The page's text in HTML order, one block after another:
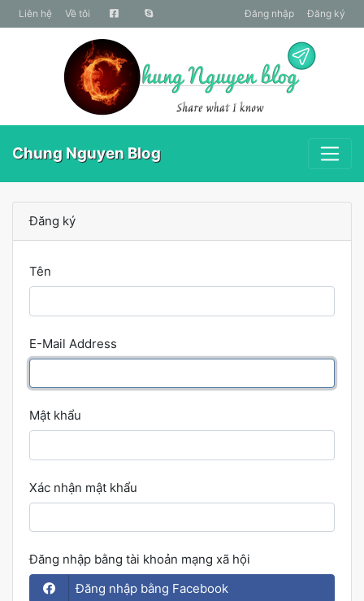
liên hệ Về tôi Đăng nhập Đăng ký
Chung Nguyen Blog
Đăng ký
Tên
E-Mail Address
Mật khẩu
Xác nhận mật khẩu
Đăng nhập bằng tài khoản mạng xã hội
Đăng nhập bằng Facebook